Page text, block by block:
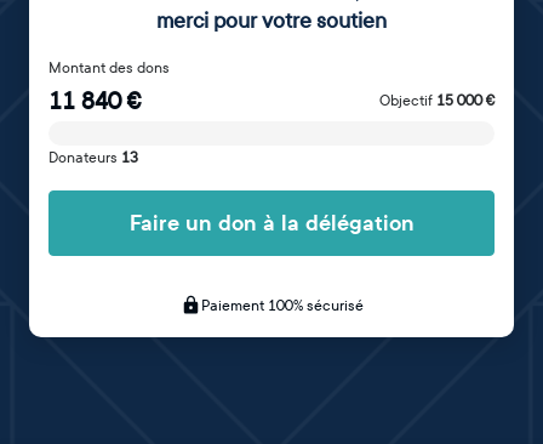
merci pour votre soutien
Montant des dons
11 840€ Objectif 15 000€
Donateurs 13
Faire un don à la délégation
Paiement 100% sécurisé